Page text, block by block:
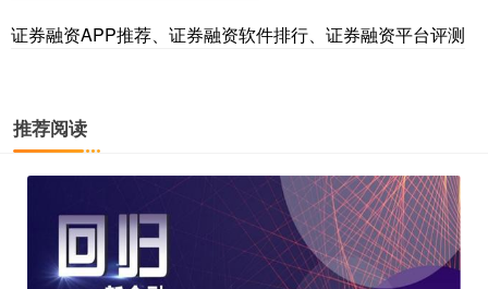
证券融资APP推荐、证券融资软件排行、证券融资平台评测
推荐阅读